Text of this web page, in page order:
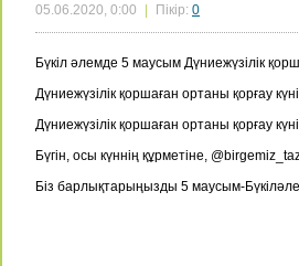
05.06.2020, 0:00 Пікір: 0
Бүкіл әлемде 5 маусым Дүниежүзілік
Дүниежүзілік қоршаған ортаны қорғау
Дүниежүзілік қоршаған ортаны қорғау
Бүгін, осы күннің құрметіне,
Біз барлықтарыңызды 5 маусым-